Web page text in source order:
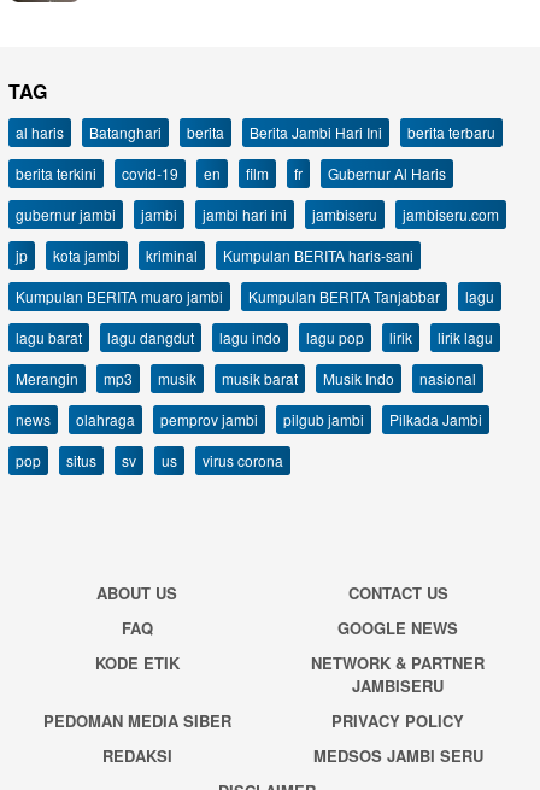
TAG
al haris Batanghari berita Berita Jambi Hari Ini
berita terbaru
berita terkini
covid-19 en film fr
Gubernur Al Haris
gubernur jambi
jambi jambi hari ini jambiseru
jambiseru.com
jp
kota jambi kriminal
Kumpulan BERITA haris-sani
Kumpulan BERITA muaro jambi
Kumpulan BERITA Tanjabbar
lagu
lagu barat
lagu dangdut lagu indo lagu pop lirik
lirik lagu
Merangin
mp3 musik musik barat Musik Indo
nasional
news
olahraga pemprov jambi pilgub jambi
Pilkada Jambi
pop
situs sv us virus corona
ABOUT US
CONTACT US
FAQ
GOOGLE NEWS
KODE ETIK
NETWORK & PARTNER
JAMBISERU
PEDOMAN MEDIA SIBER
PRIVACY POLICY
REDAKSI
MEDSOS JAMBI SERU